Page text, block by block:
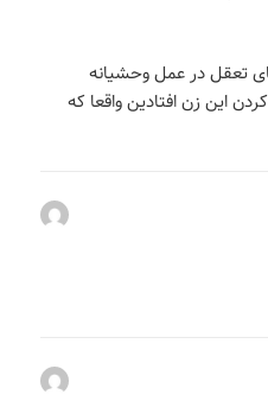
تعقل در عمل وحشیانه
این زن افتادین واقعا که